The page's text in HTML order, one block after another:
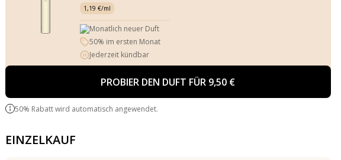
1,19 €/ml
Monatlich neuer Duft
50% im ersten Monat
Jederzeit kündbar
PROBIER DEN DUFT FÜR 9,50 €
50% Rabatt wird automatisch angewendet.
EINZELKAUF